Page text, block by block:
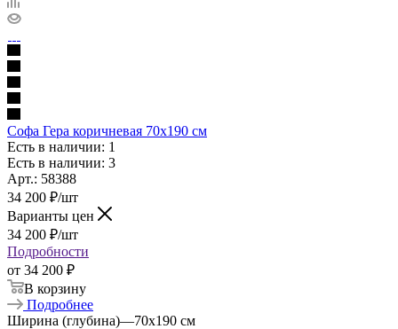
Софа Гера коричневая 70х190 см
Есть в наличии: 1
Есть в наличии: 3
Арт.: 58388
34 200 ₽/шт
Варианты цен
34 200 ₽/шт
Подробности
от 34 200 ₽
В корзину
Подробнее
Ширина (глубина)—70х190 см